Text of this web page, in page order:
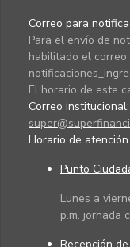
Correo para
Para el envío de
habilitado el
El horario de este
Correo institucional:
Horario de atención
Punto
Lunes a
p.m. jornada